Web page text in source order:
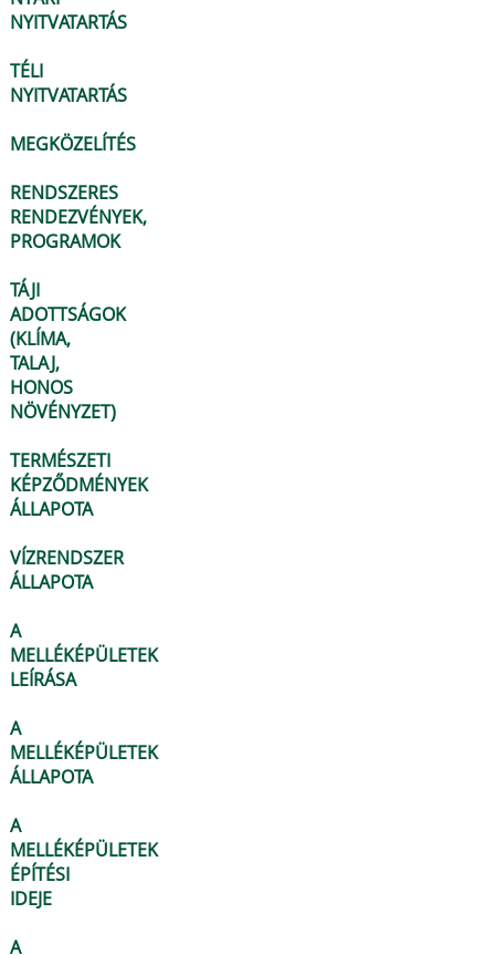
NYITVATARTÁS
TÉLI
NYITVATARTÁS
MEGKÖZELÍTÉS
RENDSZERES
RENDEZVÉNYEK,
PROGRAMOK
TÁJI
ADOTTSÁGOK
(KLÍMA,
TALAJ,
HONOS
NÖVÉNYZET)
TERMÉSZETI
KÉPZŐDMÉNYEK
ÁLLAPOTA
VÍZRENDSZER
ÁLLAPOTA
A
MELLÉKÉPÜLETEK
LEÍRÁSA
A
MELLÉKÉPÜLETEK
ÁLLAPOTA
A
MELLÉKÉPÜLETEK
ÉPÍTÉSI
IDEJE
A